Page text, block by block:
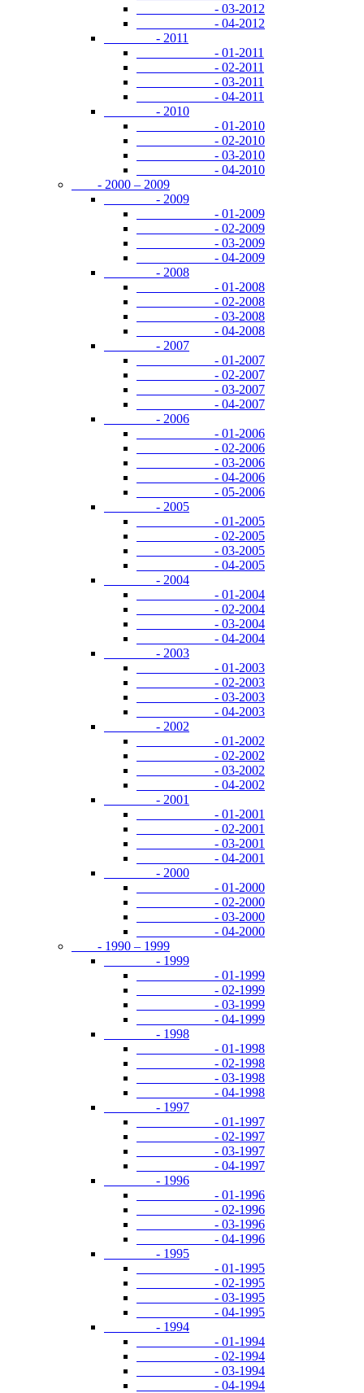
- 03-2012
- 04-2012
- 2011
- 01-2011
- 02-2011
- 03-2011
- 04-2011
- 2010
- 01-2010
- 02-2010
- 03-2010
- 04-2010
- 2000 – 2009
- 2009
- 01-2009
- 02-2009
- 03-2009
- 04-2009
- 2008
- 01-2008
- 02-2008
- 03-2008
- 04-2008
- 2007
- 01-2007
- 02-2007
- 03-2007
- 04-2007
- 2006
- 01-2006
- 02-2006
- 03-2006
- 04-2006
- 05-2006
- 2005
- 01-2005
- 02-2005
- 03-2005
- 04-2005
- 2004
- 01-2004
- 02-2004
- 03-2004
- 04-2004
- 2003
- 01-2003
- 02-2003
- 03-2003
- 04-2003
- 2002
- 01-2002
- 02-2002
- 03-2002
- 04-2002
- 2001
- 01-2001
- 02-2001
- 03-2001
- 04-2001
- 2000
- 01-2000
- 02-2000
- 03-2000
- 04-2000
- 1990 – 1999
- 1999
- 01-1999
- 02-1999
- 03-1999
- 04-1999
- 1998
- 01-1998
- 02-1998
- 03-1998
- 04-1998
- 1997
- 01-1997
- 02-1997
- 03-1997
- 04-1997
- 1996
- 01-1996
- 02-1996
- 03-1996
- 04-1996
- 1995
- 01-1995
- 02-1995
- 03-1995
- 04-1995
- 1994
- 01-1994
- 02-1994
- 03-1994
- 04-1994